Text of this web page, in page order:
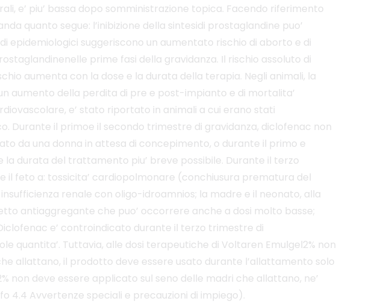
e’ piu’ bassa dopo somministrazione topica. Facendo riferimento
quanto segue: l’inibizione della sintesidi prostaglandine puo’
suggeriscono un aumentato rischio di aborto e di
prime fasi della gravidanza. Il rischio assoluto di
aumenta con la dose e la durata della terapia. Negli animali, la
aumento della perdita di pre e post-impianto e di mortalita’
e’ stato riportato in animali a cui erano stati
Durante il primoe il secondo trimestre di gravidanza, diclofenac non
da una donna in attesa di concepimento, o durante il primo e
durata del trattamento piu’ breve possibile. Durante il terzo
feto a: tossicita’ cardiopolmonare (conchiusura prematura del
renale con oligo-idroamnios; la madre e il neonato, alla
antiaggregante che puo’ occorrere anche a dosi molto basse;
e’ controindicato durante il terzo trimestre di
quantita’. Tuttavia, alle dosi terapeutiche di Voltaren Emulgel2% non
allattano, il prodotto deve essere usato durante l’allattamento solo
non deve essere applicato sul seno delle madri che allattano, ne’
4.4 Avvertenze speciali e precauzioni di impiego).